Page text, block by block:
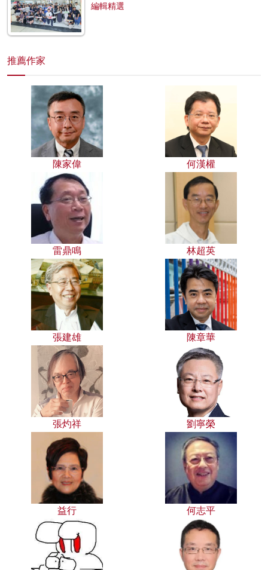
編輯精選
推薦作家
陳家偉 何漢權
雷鼎鳴 林超英
張建雄 陳章華
張灼祥 劉寧榮
益行 何志平